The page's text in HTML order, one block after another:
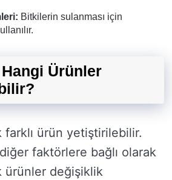
Bitkilerin sulanması için
Ürünler
ürün yetiştirilebilir.
faktörlere bağlı olarak
değişiklik